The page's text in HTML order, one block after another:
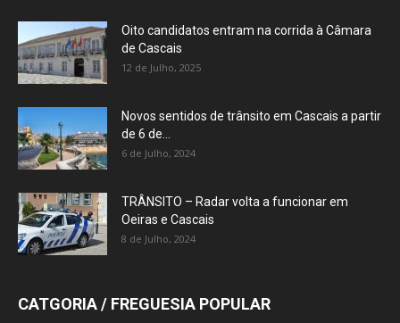
Oito candidatos entram na corrida à Câmara
de Cascais
12 de Julho, 2025
Novos sentidos de trânsito em Cascais a partir
de 6 de...
6 de Julho, 2024
TRÂNSITO – Radar volta a funcionar em
Oeiras e Cascais
8 de Julho, 2024
CATGORIA / FREGUESIA POPULAR